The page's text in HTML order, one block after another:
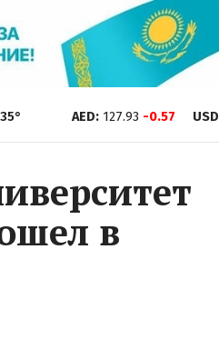
35° AED: 127.93 -0.57 USD
в